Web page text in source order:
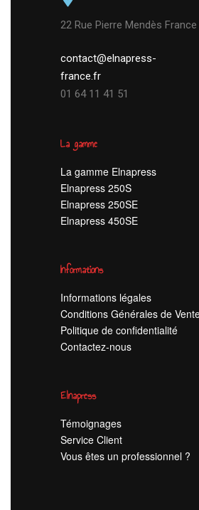
22 Rue Pierre Mendès
contact@elnapress-
france.fr
01 64 11 41 51
La gamme
La gamme Elnapress
Elnapress 250S
Elnapress 250SE
Elnapress 450SE
Informations
Informations légales
Conditions Générales de
Politique de confidentialité
Contactez-nous
Elnapress
Témoignages
Service Client
Vous êtes un professionnel ?